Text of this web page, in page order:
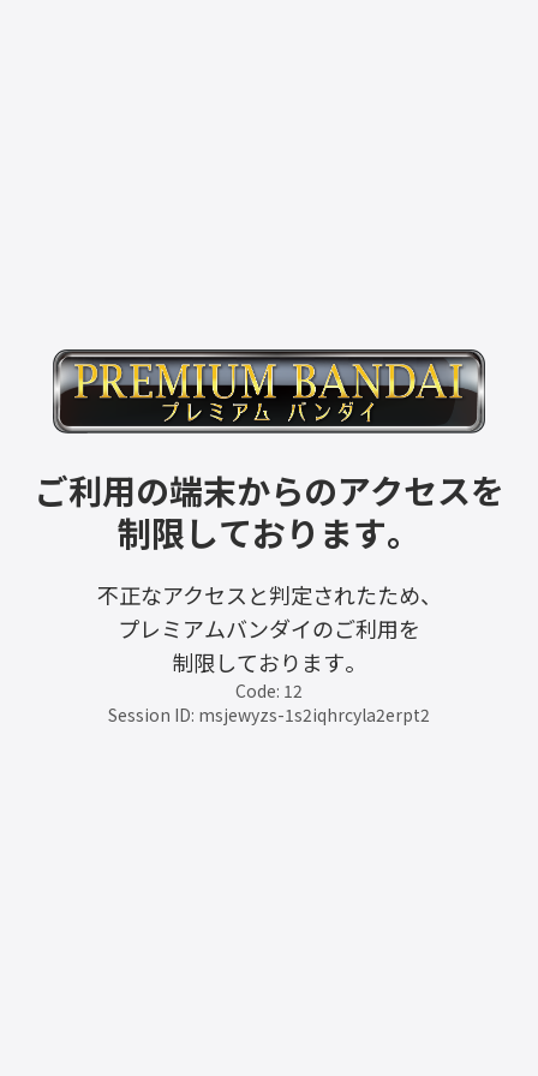
ご利用の端末からのアクセスを
制限しております。
不正なアクセスと判定されたため、
プレミアムバンダイのご利用を
制限しております。
Code: 12
Session ID: msjewyzs-1s2iqhrcyla2erpt2